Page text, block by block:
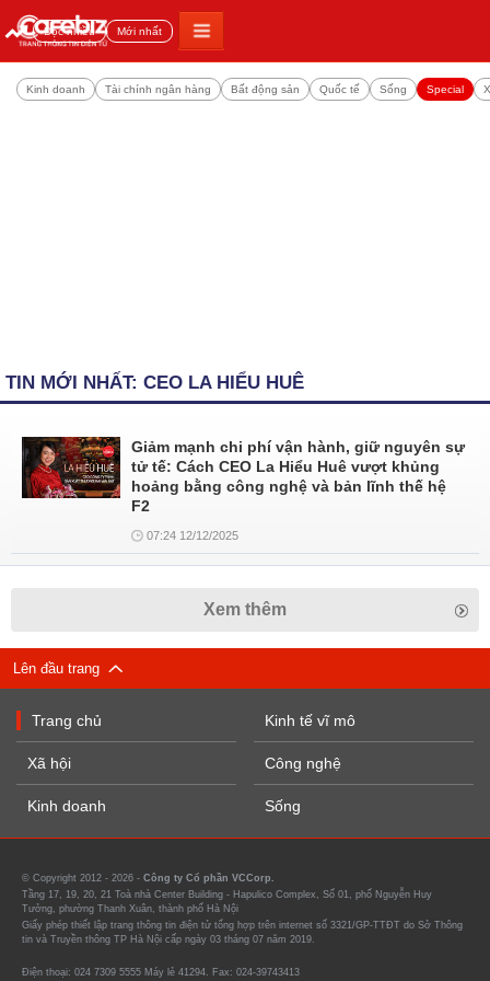
Đọc nhiều Mới nhất
Kinh doanh Tài chính ngân hàng Bất động sản Quốc tế Sống Special
TIN MỚI NHẤT: CEO LA HIỂU HUÊ
Giảm mạnh chi phí vận hành, giữ nguyên sự
tử tế: Cách CEO La Hiểu Huê vượt khủng
hoảng bằng công nghệ và bản lĩnh thế hệ
F2
07:24 12/12/2025
Xem thêm
Lên đầu trang
Trang chủ
Xã hội
Kinh doanh
Kinh tế vĩ mô
Công nghệ
Sống
© Copyright 2012 - 2026 - Công ty Cổ phần VCCorp.
Tầng 17, 19, 20, 21 Toà nhà Center Building - Hapulico Complex, Số 01, phố Nguyễn Huy
Tưởng, phường Thanh Xuân, thành phố Hà Nội
Giấy phép thiết lập trang thông tin điện tử tổng hợp trên internet số 3321/GP-TTĐT do Sở Thông
tin và Truyền thông TP Hà Nội cấp ngày 03 tháng 07 năm 2019.
Điện thoại: 024 7309 5555 Máy lẻ 41294. Fax: 024-39743413